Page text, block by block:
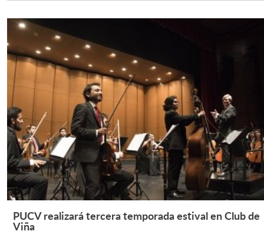
Leer Más +
PUCV realizará tercera temporada estival en Club de
Viña